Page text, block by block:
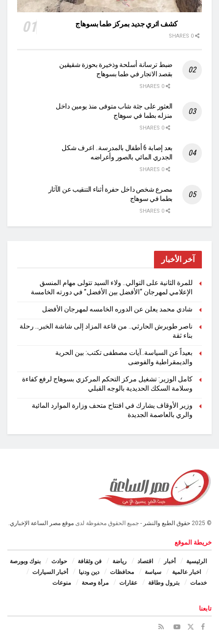
كشف اثري جديد بمركز طما بسوهاج
ضبط ترسانة أسلحة وذخيرة بحوزة شقيقين
بقصد الاتجار في طما بسوهاج
العثور على جثة شاب متوفى منذ يومين داخل
منزله بطما في سوهاج
بعد إصابة 6 أطفال بالمدرسة.. اعرف شكل
الجدري المائي بالصور وأعراضه
مصرع شخص داخل حفرة أثناء التنقيب عن الآثار
بطما في سوهاج
آخر الأخبار
للمرة الثانية على التوالي.. ولاء السيد تتولى مهام المنسق
الإعلامي لمهرجان “الأفضل بين الأفضل” في دورته الخامسة
شادي محمد يعلن عن الدوره الخامسه لمهرجان الأفضل
ناصر طويرش الحارثي.. من قاعة المزاد إلى شاشة الخبر… رحلة
بناء ثقة
بعيداً عن السياسة..آيات مصطفى تكتب: بين الحرية
والديمقراطية والفوضى
كامل الوزير: تشغيل مركز التحكم المركزي بسوهاج لرفع كفاءة
وسلامة السكك الحديدية بالوجه القبلي
وزير الأوقاف يشارك في افتتاح متحف وزارة الموارد المائية
والري بالعاصمة الجديدة
© 2025 حقوق الطبع والنشر - جميع الحقوق محفوظة لدى موقع مصر الساعة الإخباري.
خريطة الموقع
الرئيسية أخبار اقتصاد رياضة فن وثقافة حوادث
بنوك وبورصة
اخبار عالمية
سياسة محافظات دين ودنيا
أخبار السيارات
خدمات
بترول وطاقة عقارات مرأة وصحة منوعات
تابعنا